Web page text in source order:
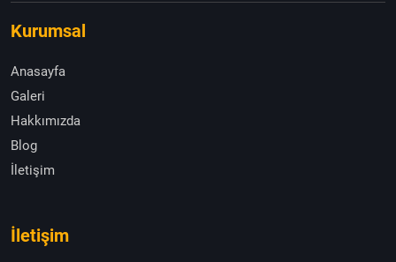
Kurumsal
Anasayfa
Galeri
Hakkımızda
Blog
İletişim
İletişim